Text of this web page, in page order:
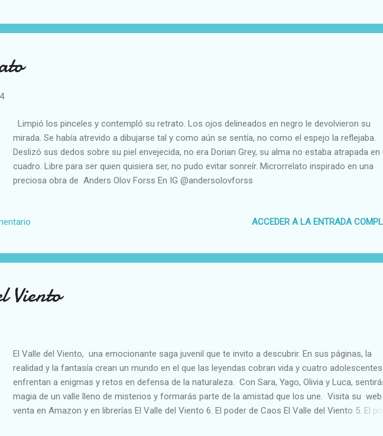
Limpió los pinceles y contempló su retrato. Los ojos delineados en negro le devolvieron su
mirada. Se había atrevido a dibujarse tal y como aún se sentía, no como el espejo la reflejaba.
Deslizó sus dedos sobre su piel envejecida, no era Dorian Grey, su alma no estaba atrapada en
cuadro. Libre para ser quien quisiera ser, no pudo evitar sonreír. Microrrelato inspirado en una
preciosa obra de Anders Olov Forss En IG @andersolovforss
ACCEDER A LA ENTRADA
Viento
El Valle del Viento, una emocionante saga juvenil que te invito a descubrir. En sus páginas, la
realidad y la fantasía crean un mundo en el que las leyendas cobran vida y cuatro
enfrentan a enigmas y retos en defensa de la naturaleza. Con Sara, Yago, Olivia y Luca,
magia de un valle lleno de misterios y formarás parte de la amistad que los une. Visita su web
venta en Amazon y en librerías El Valle del Viento 6. El poder de Caos El Valle del Viento 5. El